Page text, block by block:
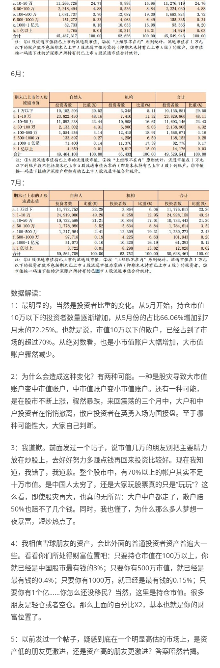
6月：
7月：
数据解读：
1：最明显的，当然是投资者比重的变化。从5月开始，持仓市值
10万以下的投资者数量逐渐增加，从5月份的占比66.06%增加到7
月末的72.25%。也就是说，市值10万以下的散户，已经占到了市
场的超过70%。从绝对数看，也是小市值账户大幅增加，大市值
账户骤然减少。
2：为什么会造成这种变化？有两种可能。一种是股灾导致大市值
账户变中市值账户，中市值账户变小市值账户。还有一种可能，
是在股市不断上涨，骤然暴跌，来回震荡的三个月中，大户和中
户投资者在悄悄撤离，散户投资者在英勇入场为国接盘。至于哪
种可能性大，大家自己判断。
3：我道歉。前面发过一个帖子，说市值几万的朋友别把主要精力
放在炒股上，去好好努力多赚点钱再回来投资比较好。现在我知
道，我错了，我道歉。整个股市中，有70%以上的帐户其实不足
十万市值。是中国人太穷了，还是大家玩股票真的只是“玩玩”？这
么看，即使股灾再大，也真的无所谓：大户中户都走了，散户赔
50%也赔不了几个钱。同时，我也懂了，为什么那么多人梦想一
夜暴富，短炒热点了。
4：我相信雪球朋友的资产，会比外面的普通投资者资产普遍大一
些。看看你们所处得财富位置吧：只要持仓市值在100万以上，你
就已经是中国股市最有钱的3%；只要你有500万市值，就已经是
最有钱的0.4%；只要你有1000万，就已经是最有钱的0.15%；只
要你有1个亿……你怎么还没移民？当然，这里是持仓市值。很多
朋友是轻仓或者空仓。那么上面的百分比X2，基本也就是你的财
富位置了。
5：以前发过一个帖子，疑惑到底在一个明显高估的市场上，是资
产低的朋友更激进，还是资产高的朋友更激进？答案昭然若揭。